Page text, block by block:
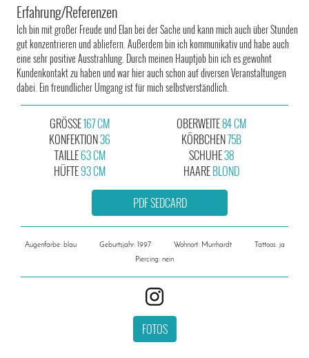
Erfahrung/Referenzen
Ich bin mit großer Freude und Elan bei der Sache und kann mich auch über Stunden
gut konzentrieren und abliefern. Außerdem bin ich kommunikativ und habe auch
eine sehr positive Ausstrahlung. Durch meinen Hauptjob bin ich es gewohnt
Kundenkontakt zu haben und war hier auch schon auf diversen Veranstaltungen
dabei. Ein freundlicher Umgang ist für mich selbstverständlich.
GRÖSSE167 CM
KONFEKTION36
OBERWEITE84 CM
KÖRBCHEN75B
TAILLE63 CM
HÜFTE93 CM
SCHUHE38
HAAREBLOND
PDF SEDCARD
Augenfarbe: blau Geburtsjahr: 1997 Wohnort: Murrhardt
Tattoos: ja
Piercing: nein
FOTOS